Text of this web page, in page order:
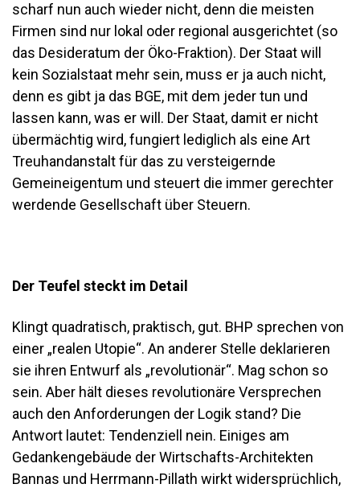
scharf nun auch wieder nicht, denn die meisten
Firmen sind nur lokal oder regional ausgerichtet (so
das Desideratum der Öko-Fraktion). Der Staat will
kein Sozialstaat mehr sein, muss er ja auch nicht,
denn es gibt ja das BGE, mit dem jeder tun und
lassen kann, was er will. Der Staat, damit er nicht
übermächtig wird, fungiert lediglich als eine Art
Treuhandanstalt für das zu versteigernde
Gemeineigentum und steuert die immer gerechter
werdende Gesellschaft über Steuern.
Der Teufel steckt im Detail
Klingt quadratisch, praktisch, gut. BHP sprechen von
einer „realen Utopie“. An anderer Stelle deklarieren
sie ihren Entwurf als „revolutionär“. Mag schon so
sein. Aber hält dieses revolutionäre Versprechen
auch den Anforderungen der Logik stand? Die
Antwort lautet: Tendenziell nein. Einiges am
Gedankengebäude der Wirtschafts-Architekten
Bannas und Herrmann-Pillath wirkt widersprüchlich,